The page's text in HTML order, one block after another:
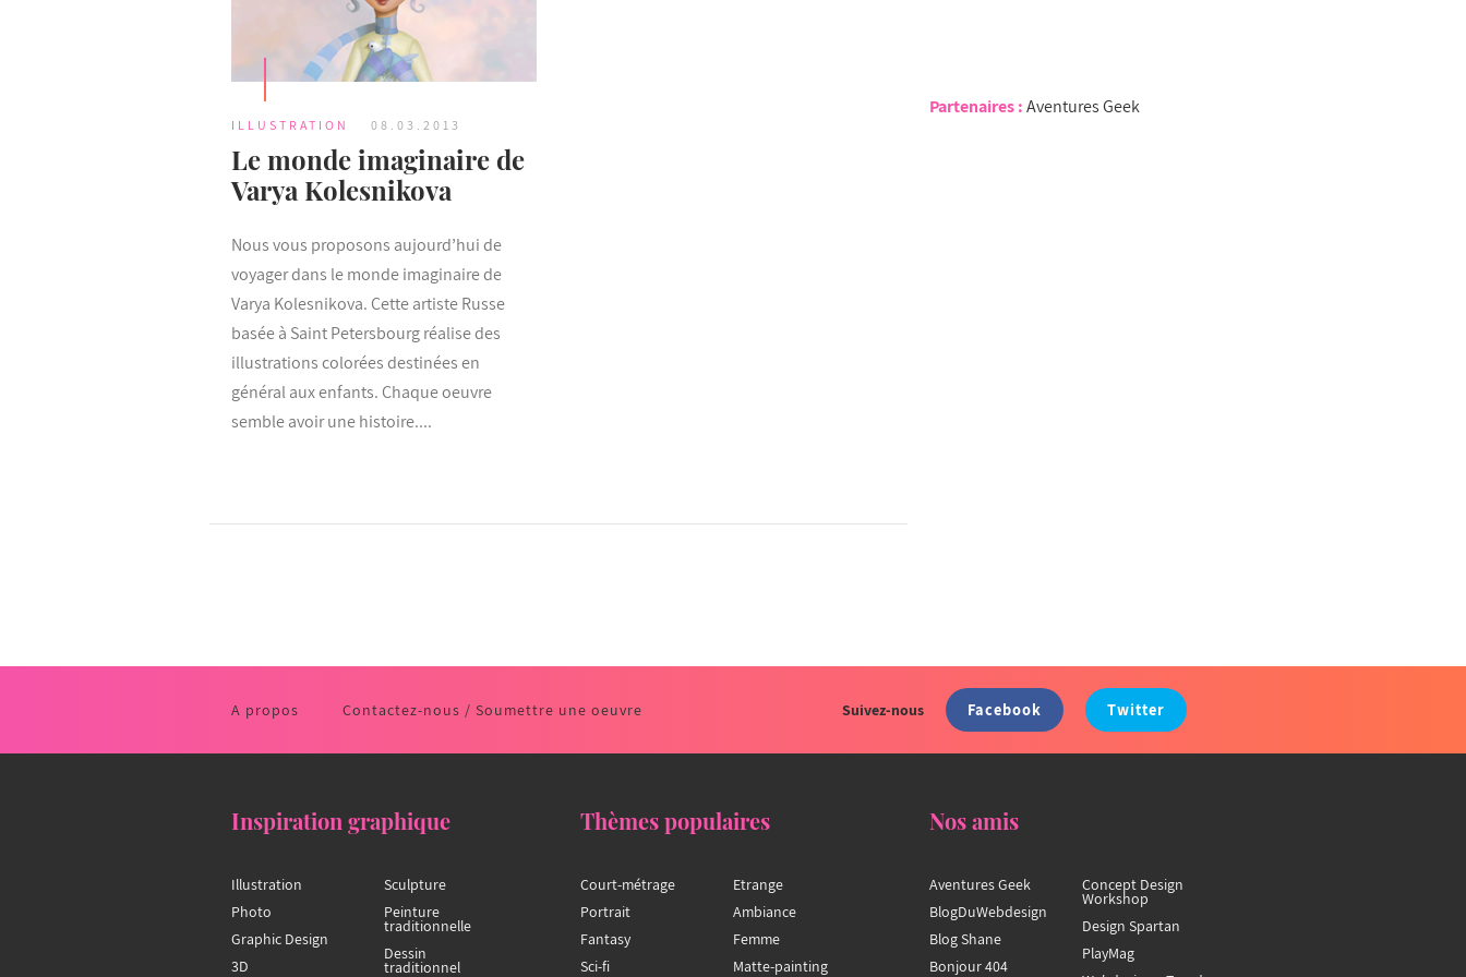
Partenaires :Aventures Geek
ILLUSTRATION 08.03.2013
Le monde imaginaire de
Varya Kolesnikova
Nous vous proposons aujourd’hui de
voyager dans le monde imaginaire de
Varya Kolesnikova. Cette artiste Russe
basée à Saint Petersbourg réalise des
illustrations colorées destinées en
général aux enfants. Chaque oeuvre
semble avoir une histoire....
A propos Contactez-nous / Soumettre une oeuvre Suivez-nous Facebook Twitter
Inspiration graphique
Illustration
Photo
Graphic Design
3D
Sculpture
Peinture
traditionnelle
Dessin
traditionnel
Thèmes populaires
Court-métrage
Portrait
Fantasy
Sci-fi
Etrange
Ambiance
Femme
Matte-painting
Nos amis
Aventures Geek
BlogDuWebdesign
Blog Shane
Bonjour 404
Concept Design
Workshop
Design Spartan
PlayMag